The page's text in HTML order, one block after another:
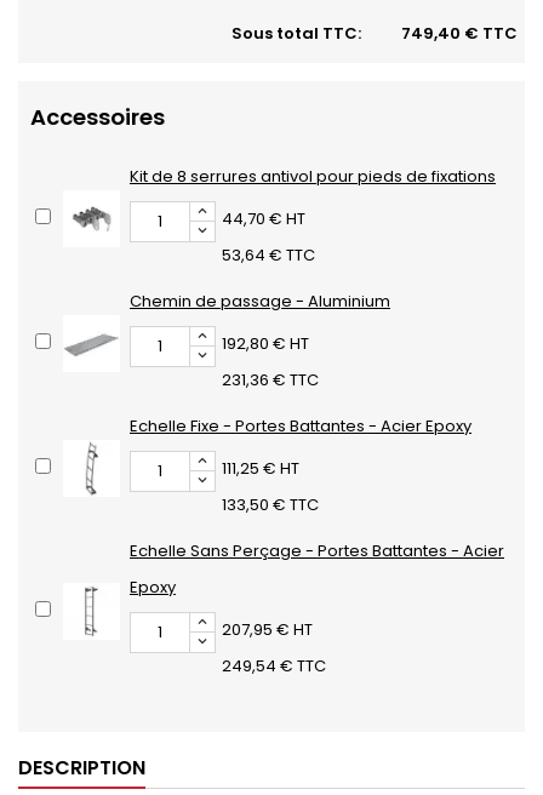
Sous total TTC:
749,40 € TTC
Accessoires
Kit de 8 serrures antivol pour pieds de fixations
44,70 € HT
53,64 € TTC
Chemin de passage - Aluminium
192,80 € HT
231,36 € TTC
Echelle Fixe - Portes Battantes - Acier Epoxy
111,25 € HT
133,50 € TTC
Echelle Sans Perçage - Portes Battantes - Acier
Epoxy
207,95 € HT
249,54 € TTC
DESCRIPTION